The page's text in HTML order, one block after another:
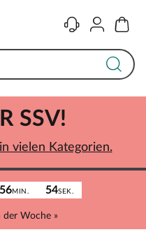
KontaktKonto
56MIN. 54SEK.
der Woche »
SSV!
vielen Kategorien.